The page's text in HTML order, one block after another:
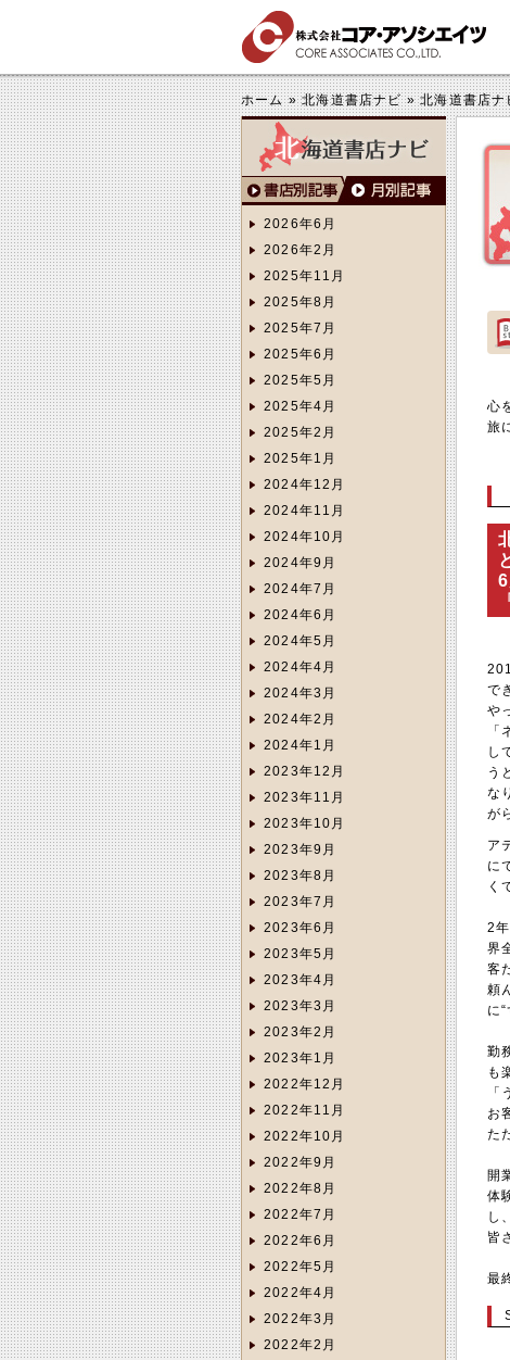
ホーム»北海道書店ナビ»北海道書店
心
旅
で
や
し
う
な
が
ア
に
く
2
界
客
頼
に
勤
も
お
た
開
体
し
皆
最
2026年6月
2026年2月
2025年11月
2025年8月
2025年7月
2025年6月
2025年5月
2025年4月
2025年2月
2025年1月
2024年12月
2024年11月
2024年10月
2024年9月
2024年7月
2024年6月
2024年5月
2024年4月
2024年3月
2024年2月
2024年1月
2023年12月
2023年11月
2023年10月
2023年9月
2023年8月
2023年7月
2023年6月
2023年5月
2023年4月
2023年3月
2023年2月
2023年1月
2022年12月
2022年11月
2022年10月
2022年9月
2022年8月
2022年7月
2022年6月
2022年5月
2022年4月
2022年3月
2022年2月